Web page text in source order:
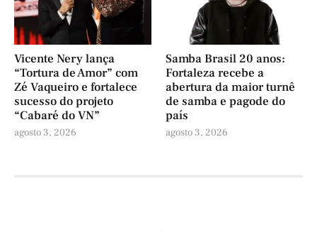
Vicente Nery lança
“Tortura de Amor” com
Zé Vaqueiro e fortalece
sucesso do projeto
“Cabaré do VN”
agosto 3, 2026
Samba Brasil 20 anos:
Fortaleza recebe a
abertura da maior turnê
de samba e pagode do
país
agosto 3, 2026